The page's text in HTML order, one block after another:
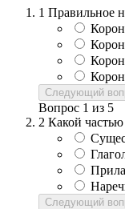
1 Правильное
Вопрос 1 из 5
2 Какой частью